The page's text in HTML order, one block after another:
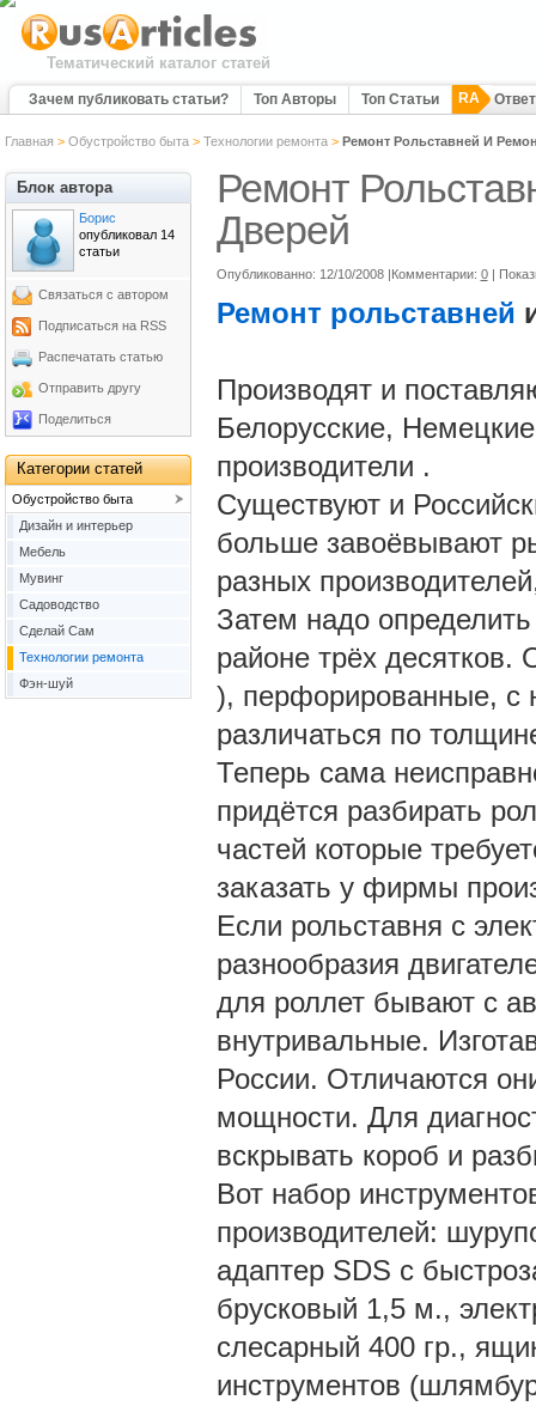
Тематический каталог статей
Зачем публиковать статьи? Топ Авторы Топ Статьи RA
Главная > Обустройство быта> Технологии ремонта> Ремонт Рольставней И
Ремонт
Дверей
Опубликованно: 12/10/2008 |Комментарии: 0 |
Ремонт рольставней
Производят и
Белорусские,
производители .
Существуют и
больше завоёвывают
разных
Затем надо
районе трёх десятков.
), перфорированные, с
различаться по
Теперь сама
придётся разбирать
частей которые
заказать у фирмы
Если рольставня с
разнообразия
для роллет бывают с
внутривальные.
России. Отличаются
мощности. Для
вскрывать короб и
Вот набор
производителей:
адаптер SDS с
брусковый 1,5 м.,
слесарный 400 гр.,
инструментов
Блок автора
Борис
опубликовал 14
статьи
Связаться с автором
Подписаться на RSS
Распечатать статью
Отправить другу
Поделиться
Категории статей
Обустройство быта
Дизайн и интерьер
Мебель
Мувинг
Садоводство
Сделай Сам
Технологии ремонта
Фэн-шуй